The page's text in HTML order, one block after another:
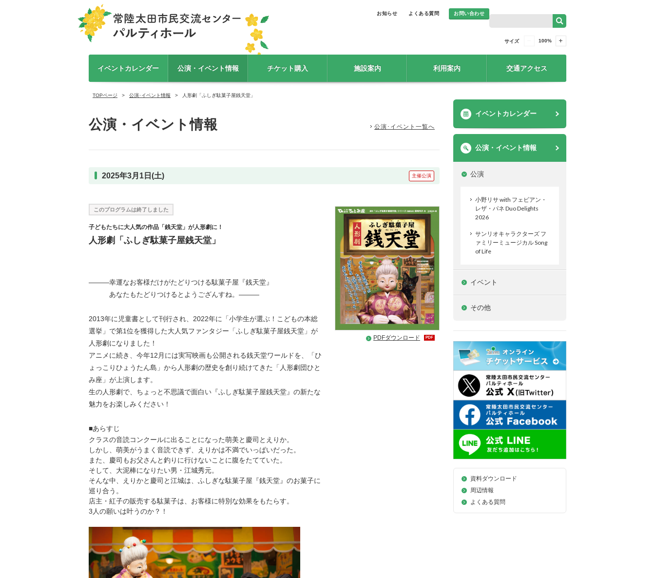
お知らせ よくある質問 お問い合わせ
サイズ 100%
イベントカレンダー 公演・イベント情報 チケット購入 施設案内 利用案内 交通アクセス
TOPページ 公演･イベント情報 人形劇「ふしぎ駄菓子屋銭天堂」
公演・イベント情報 公演･イベント一覧へ
2025年3月1日(土) 主催公演
このプログラムは終了しました
子どもたちに大人気の作品「銭天堂」が人形劇に！
人形劇「ふしぎ駄菓子屋銭天堂」
―――幸運なお客様だけがたどりつける駄菓子屋『銭天堂』
あなたもたどりつけるとようござんすね。―――
2013年に児童書として刊行され、2022年に「小学生が選ぶ！こどもの本総
選挙」で第1位を獲得した大人気ファンタジー「ふしぎ駄菓子屋銭天堂」が
人形劇になりました！
アニメに続き、今年12月には実写映画も公開される銭天堂ワールドを、「ひ
ょっこりひょうたん島」から人形劇の歴史を創り続けてきた「人形劇団ひと
み座」が上演します。
生の人形劇で、ちょっと不思議で面白い『ふしぎ駄菓子屋銭天堂』の新たな
魅力をお楽しみください！
■あらすじ
クラスの音読コンクールに出ることになった萌美と慶司とえりか。
しかし、萌美がうまく音読できず、えりかは不満でいっぱいだった。
また、慶司もお父さんと釣りに行けないことに腹をたてていた。
そして、大泥棒になりたい男・江城秀元。
そんな中、えりかと慶司と江城は、ふしぎな駄菓子屋『銭天堂』のお菓子に
巡り合う。
店主・紅子の販売する駄菓子は、お客様に特別な効果をもたらす。
3人の願いは叶うのか？！
PDFダウンロード PDF
イベントカレンダー
公演・イベント情報
公演
小野リサ with フェビアン・
レザ・パネ Duo Delights
2026
サンリオキャラクターズ フ
ァミリーミュージカル Song
of Life
イベント
その他
資料ダウンロード
周辺情報
よくある質問